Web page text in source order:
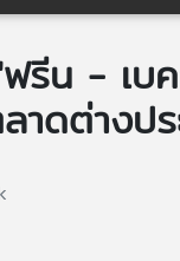
รีน - เบ
ดต่างปร